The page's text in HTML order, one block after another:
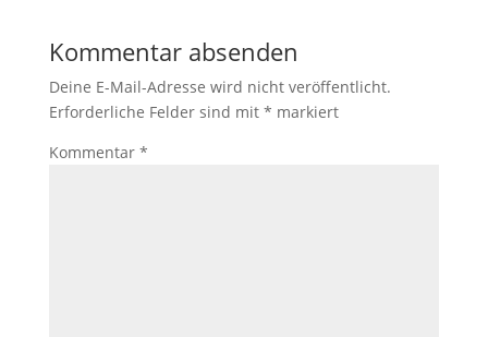
Kommentar absenden
Deine E-Mail-Adresse wird nicht veröffentlicht.
Erforderliche Felder sind mit * markiert
Kommentar *